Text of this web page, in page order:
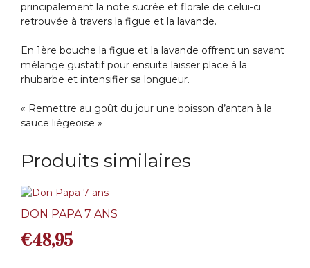
principalement la note sucrée et florale de celui-ci
retrouvée à travers la figue et la lavande.
En 1ère bouche la figue et la lavande offrent un savant
mélange gustatif pour ensuite laisser place à la
rhubarbe et intensifier sa longueur.
« Remettre au goût du jour une boisson d’antan à la
sauce liégeoise »
Produits similaires
DON PAPA 7 ANS
€48,95